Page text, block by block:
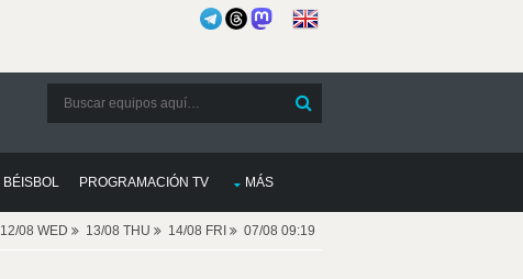
BÉISBOL PROGRAMACIÓN TV MÁS
12/08 WED 13/08 THU 14/08 FRI 07/08 09:19